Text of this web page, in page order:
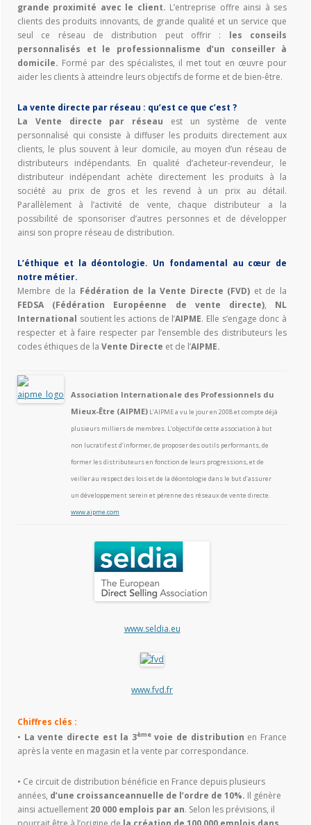
grande proximité avec le client. L’entreprise offre ainsi à ses
clients des produits innovants, de grande qualité et un service que
seul ce réseau de distribution peut offrir : les conseils
personnalisés et le professionnalisme d’un conseiller à
domicile. Formé par des spécialistes, il met tout en œuvre pour
aider les clients à atteindre leurs objectifs de forme et de bien-être.
La vente directe par réseau : qu’est ce que c’est ?
La Vente directe par réseau est un système de vente
personnalisé qui consiste à diffuser les produits directement aux
clients, le plus souvent à leur domicile, au moyen d’un réseau de
distributeurs indépendants. En qualité d’acheteur-revendeur, le
distributeur indépendant achète directement les produits à la
société au prix de gros et les revend à un prix au détail.
Parallèlement à l’activité de vente, chaque distributeur a la
possibilité de sponsoriser d’autres personnes et de développer
ainsi son propre réseau de distribution.
L’éthique et la déontologie. Un fondamental au cœur de
notre métier.
Membre de la Fédération de la Vente Directe (FVD) et de la
FEDSA (Fédération Européenne de vente directe), NL
International soutient les actions de l’AIPME. Elle s’engage donc à
respecter et à faire respecter par l’ensemble des distributeurs les
codes éthiques de la Vente Directe et de l’AIPME.
Association Internationale des Professionnels du
Mieux-Être (AIPME) L’AIPME a vu le jour en 2008 et compte déjà
plusieurs milliers de membres. L’objectif de cette association à but
non lucratif est d’informer, de proposer des outils performants, de
former les distributeurs en fonction de leurs progressions, et de
veiller au respect des lois et de la déontologie dans le but d’assurer
un développement serein et pérenne des réseaux de vente directe.
www.aipme.com
www.seldia.eu
www.fvd.fr
Chiffres clés :
• La vente directe est la 3èmevoie de distribution en France
après la vente en magasin et la vente par correspondance.
• Ce circuit de distribution bénéficie en France depuis plusieurs
années, d’une croissanceannuelle de l’ordre de 10%. Il génère
ainsi actuellement 20 000 emplois par an. Selon les prévisions, il